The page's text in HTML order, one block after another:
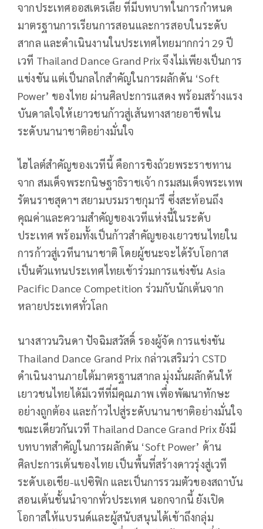
จากประเทศออสเตรเลีย ที่มีบทบาทในการกำหนด
มาตรฐานการเรียนการสอนและการสอบในระดับ
สากล และดำเนินงานในประเทศไทยมากกว่า 29 ปี
เวที Thailand Dance Grand Prix จึงไม่เพียงเป็นการ
แข่งขัน แต่เป็นกลไกสำคัญในการผลักดัน ‘Soft
Power’ ของไทย ผ่านศิลปะการแสดง พร้อมสร้างแรง
บันดาลใจให้เยาวชนก้าวสู่เส้นทางสายอาชีพใน
ระดับนานาชาติอย่างมั่นใจ
ไฮไลต์สำคัญของเวทีนี้ คือการชิงถ้วยพระราชทาน
จาก สมเด็จพระกนิษฐาธิราชเจ้า กรมสมเด็จพระเทพ
รัตนราชสุดาฯ สยามบรมราชกุมารี ซึ่งสะท้อนถึง
คุณค่าและความสำคัญของเวทีแห่งนี้ในระดับ
ประเทศ พร้อมทั้งเป็นก้าวสำคัญของเยาวชนไทยใน
การก้าวสู่เวทีนานาชาติ โดยผู้ชนะจะได้รับโอกาส
เป็นตัวแทนประเทศไทยเข้าร่วมการแข่งขัน Asia
Pacific Dance Competition ร่วมกับนักเต้นจาก
หลายประเทศทั่วโลก
นางสาวนวินดา ปัจฉิมสวัสดิ์ รองผู้จัด การแข่งขัน
Thailand Dance Grand Prix กล่าวเสริมว่า CSTD
ดำเนินงานภายใต้มาตรฐานสากล มุ่งมั่นผลักดันให้
เยาวชนไทยได้มีเวทีที่มีคุณภาพ เพื่อพัฒนาทักษะ
อย่างถูกต้อง และก้าวไปสู่ระดับนานาชาติอย่างมั่นใจ
ขณะเดียวกันเวที Thailand Dance Grand Prix ยังมี
บทบาทสำคัญในการผลักดัน ‘Soft Power’ ด้าน
ศิลปะการเต้นของไทย เป็นพื้นที่สร้างดาวรุ่งสู่เวที
ระดับเอเชีย-แปซิฟิก และเป็นการรวมตัวของสถาบัน
สอนเต้นชั้นนำจากทั่วประเทศ นอกจากนี้ ยังเปิด
โอกาสให้แบรนด์และผู้สนับสนุนได้เข้าถึงกลุ่ม